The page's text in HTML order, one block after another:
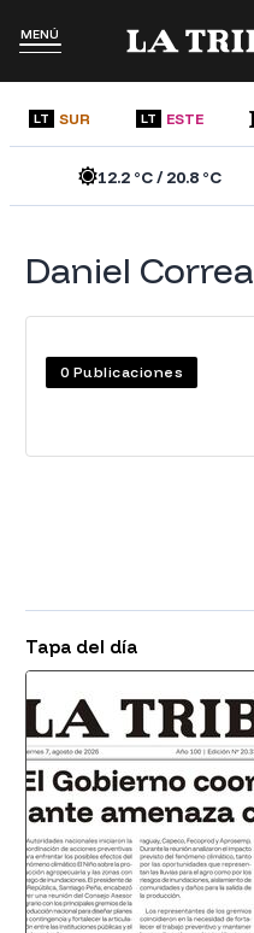
MENÚ
LT SUR LT ESTE
12.2°C /20.8°C
Daniel Correa
0 Publicaciones
Tapa del día